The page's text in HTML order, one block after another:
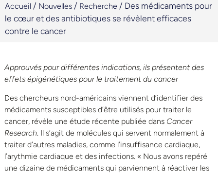
Accueil / Nouvelles / Recherche / Des médicaments pour
le cœur et des antibiotiques se révèlent efficaces
contre le cancer
Approuvés pour différentes indications, ils présentent des
effets épigénétiques pour le traitement du cancer
Des chercheurs nord-américains viennent d’identifier des
médicaments susceptibles d’être utilisés pour traiter le
cancer, révèle une étude récente publiée dans Cancer
Research. Il s’agit de molécules qui servent normalement à
traiter d’autres maladies, comme l’insuffisance cardiaque,
l’arythmie cardiaque et des infections. « Nous avons repéré
une dizaine de médicaments qui parviennent à réactiver les